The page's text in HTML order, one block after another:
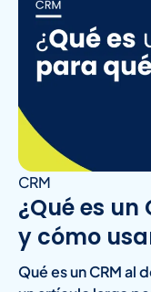
CRM
¿Qué es un
y cómo
Qué es un CRM al